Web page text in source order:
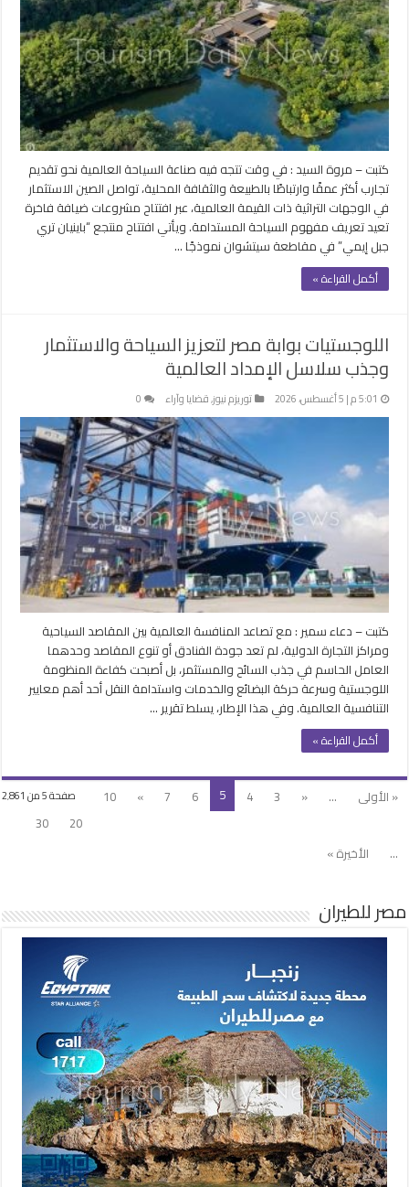
كتبت – مروة السيد : في وقت تتجه فيه صناعة السياحة العالمية نحو تقديم
تجارب أكثر عمقًا وارتباطًا بالطبيعة والثقافة المحلية، تواصل الصين الاستثمار
في الوجهات التراثية ذات القيمة العالمية، عبر افتتاح مشروعات ضيافة فاخرة
تعيد تعريف مفهوم السياحة المستدامة. ويأتي افتتاح منتجع “باينيان تري
جبل إيمي” في مقاطعة سيتشوان نموذجًا …
أكمل القراءة »
اللوجستيات بوابة مصر لتعزيز السياحة والاستثمار
وجذب سلاسل الإمداد العالمية
5:01 م | 5 أغسطس، 2026 توريزم نيوز,قضايا وآراء 0
كتبت – دعاء سمير : مع تصاعد المنافسة العالمية بين المقاصد السياحية
ومراكز التجارة الدولية، لم تعد جودة الفنادق أو تنوع المقاصد وحدهما
العامل الحاسم في جذب السائح والمستثمر، بل أصبحت كفاءة المنظومة
اللوجستية وسرعة حركة البضائع والخدمات واستدامة النقل أحد أهم معايير
التنافسية العالمية. وفي هذا الإطار، يسلط تقرير …
أكمل القراءة »
صفحة 5 من 2٬861 « الأولى ...
«
3
4
5
6
7
»
10
20
30
...
الأخيرة »
مصر للطيران